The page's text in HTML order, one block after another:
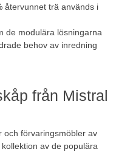
återvunnet trä används i
de modulära lösningarna
behov av inredning
från Mistral
och förvaringsmöbler av
av de populära